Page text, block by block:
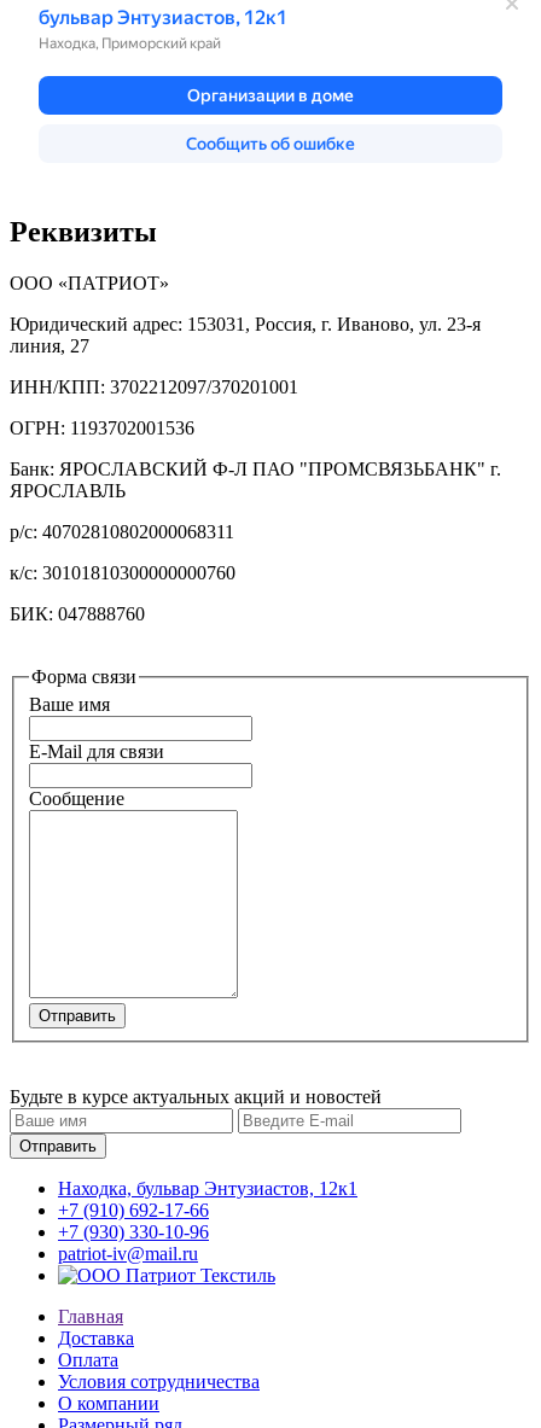
Реквизиты
ООО «ПАТРИОТ»
Юридический адрес: 153031, Россия, г. Иваново, ул. 23-я
линия, 27
ИНН/КПП: 3702212097/370201001
ОГРН: 1193702001536
Банк: ЯРОСЛАВСКИЙ Ф-Л ПАО "ПРОМСВЯЗЬБАНК" г.
ЯРОСЛАВЛЬ
р/с: 40702810802000068311
к/с: 30101810300000000760
БИК: 047888760
Форма связи
Ваше имя
E-Mail для связи
Сообщение
Будьте в курсе актуальных акций и новостей
Находка, бульвар Энтузиастов, 12к1
+7 (910) 692-17-66
+7 (930) 330-10-96
patriot-iv@mail.ru
Главная
Доставка
Оплата
Условия сотрудничества
О компании